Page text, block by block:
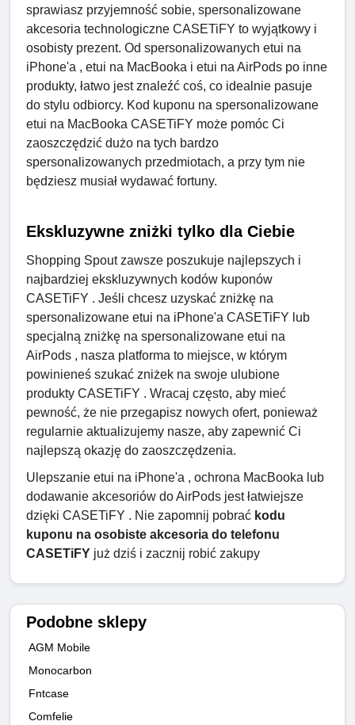
sprawiasz przyjemność sobie, spersonalizowane
akcesoria technologiczne CASETiFY to wyjątkowy i
osobisty prezent. Od spersonalizowanych etui na
iPhone'a , etui na MacBooka i etui na AirPods po inne
produkty, łatwo jest znaleźć coś, co idealnie pasuje
do stylu odbiorcy. Kod kuponu na spersonalizowane
etui na MacBooka CASETiFY może pomóc Ci
zaoszczędzić dużo na tych bardzo
spersonalizowanych przedmiotach, a przy tym nie
będziesz musiał wydawać fortuny.
Ekskluzywne zniżki tylko dla Ciebie
Shopping Spout zawsze poszukuje najlepszych i
najbardziej ekskluzywnych kodów kuponów
CASETiFY . Jeśli chcesz uzyskać zniżkę na
spersonalizowane etui na iPhone'a CASETiFY lub
specjalną zniżkę na spersonalizowane etui na
AirPods , nasza platforma to miejsce, w którym
powinieneś szukać zniżek na swoje ulubione
produkty CASETiFY . Wracaj często, aby mieć
pewność, że nie przegapisz nowych ofert, ponieważ
regularnie aktualizujemy nasze, aby zapewnić Ci
najlepszą okazję do zaoszczędzenia.
Ulepszanie etui na iPhone'a , ochrona MacBooka lub
dodawanie akcesoriów do AirPods jest łatwiejsze
dzięki CASETiFY . Nie zapomnij pobrać kodu
kuponu na osobiste akcesoria do telefonu
CASETiFY już dziś i zacznij robić zakupy
Podobne sklepy
AGM Mobile
Monocarbon
Fntcase
Comfelie